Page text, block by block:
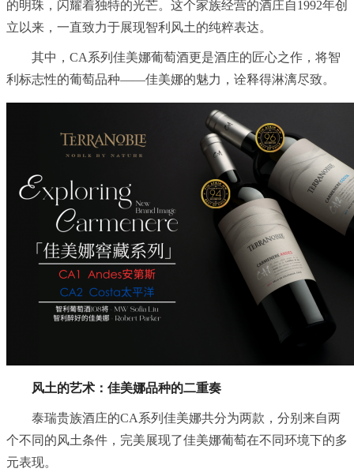
的明珠，闪耀着独特的光芒。这个家族经营的酒庄自1992年创
立以来，一直致力于展现智利风土的纯粹表达。
其中，CA系列佳美娜葡萄酒更是酒庄的匠心之作，将智
利标志性的葡萄品种——佳美娜的魅力，诠释得淋漓尽致。
风土的艺术：佳美娜品种的二重奏
泰瑞贵族酒庄的CA系列佳美娜共分为两款，分别来自两
个不同的风土条件，完美展现了佳美娜葡萄在不同环境下的多
元表现。